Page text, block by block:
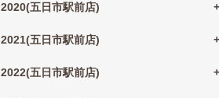
2020(五日市駅前店)
2021(五日市駅前店)
2022(五日市駅前店)